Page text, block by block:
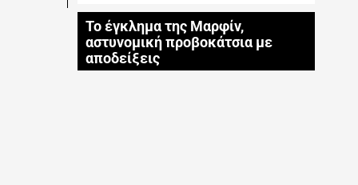
Το έγκλημα της Μαρφίν,
αστυνομική προβοκάτσια με
αποδείξεις